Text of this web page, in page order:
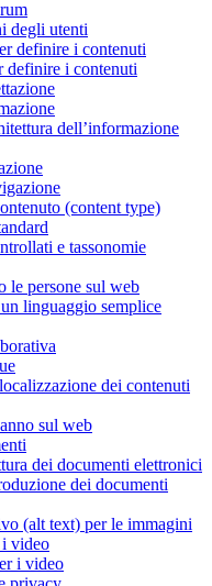
degli utenti
definire i contenuti
definire i contenuti
dell’informazione
(content type)
e tassonomie
le persone sul web
linguaggio semplice
dei contenuti
sul web
dei documenti elettronici
dei documenti
(alt text) per le immagini
video
i video